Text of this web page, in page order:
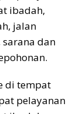
ibadah,
jalan
dan
di tempat
pelayanan